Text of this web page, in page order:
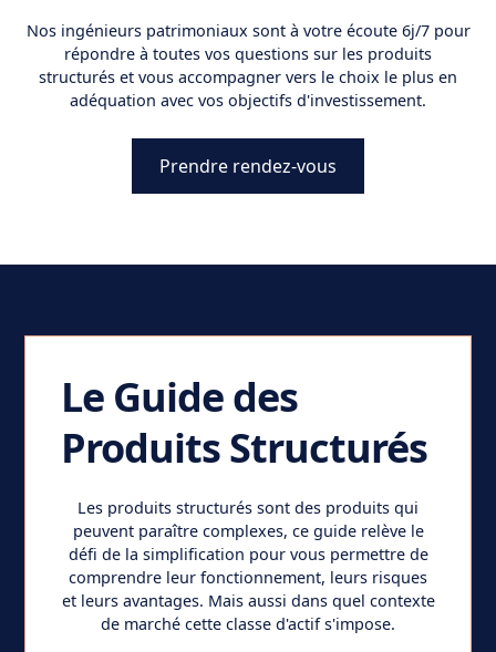
Nos ingénieurs patrimoniaux sont à votre écoute 6j/7 pour
répondre à toutes vos questions sur les produits
structurés et vous accompagner vers le choix le plus en
adéquation avec vos objectifs d'investissement.
Prendre rendez-vous
Le Guide des
Produits Structurés
Les produits structurés sont des produits qui
peuvent paraître complexes, ce guide relève le
défi de la simplification pour vous permettre de
comprendre leur fonctionnement, leurs risques
et leurs avantages. Mais aussi dans quel contexte
de marché cette classe d'actif s'impose.